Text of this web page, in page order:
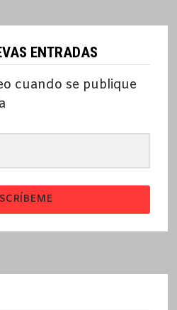
ENTRADAS
cuando se publique